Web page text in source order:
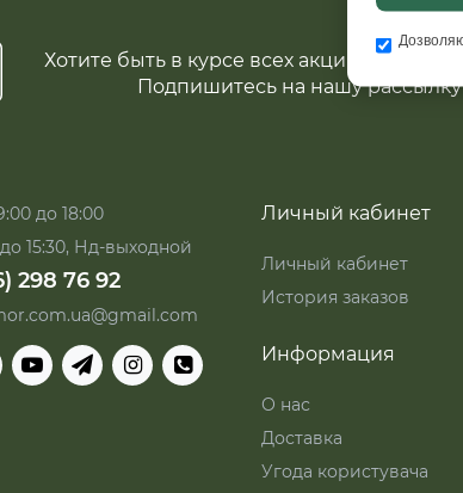
Хотите быть в курсе всех акций и скидок?
Подпишитесь на нашу рассылку
до 18:00
15:30, Нд-выходной
298 76 92
Личный кабинет
Личный кабинет
История заказов
Информация
О нас
Доставка
Угода користувача